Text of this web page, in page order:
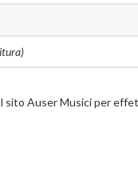
sito Auser Musici per